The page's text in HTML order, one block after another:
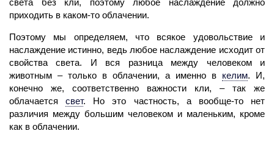
приходить в каком-то облачении.
Поэтому мы определяем, что всякое удовольствие и
наслаждение истинно, ведь любое наслаждение исходит от
свойства света. И вся разница между человеком и
животным – только в облачении, а именно в келим. И,
конечно же, соответственно важности кли, – так же
облачается
свет. Но это частность, а вообще-то нет
различия между большим человеком и маленьким, кроме
как в облачении.